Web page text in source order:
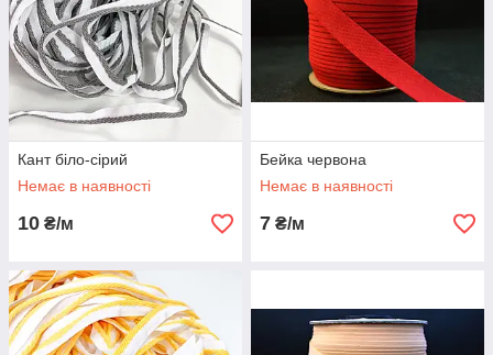
Кант біло-сірий
Немає в наявності
10 ₴/м
Бейка червона
Немає в наявності
7 ₴/м